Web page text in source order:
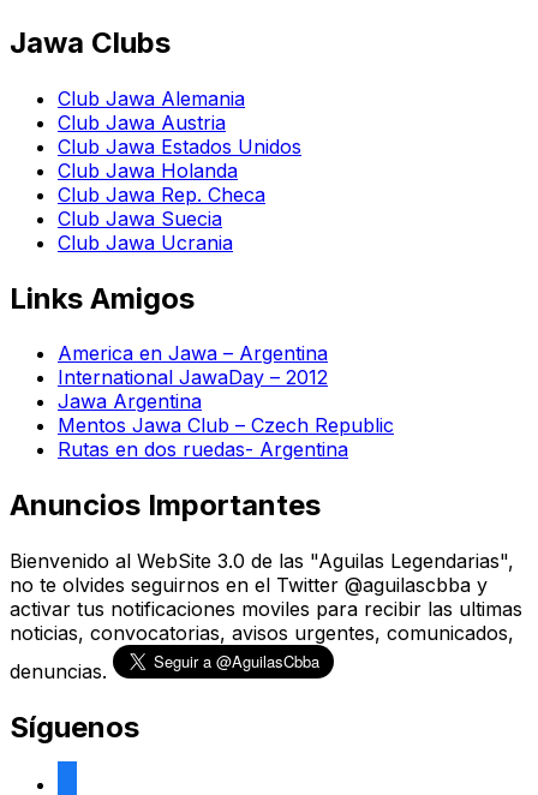
Jawa Clubs
Club Jawa Alemania
Club Jawa Austria
Club Jawa Estados Unidos
Club Jawa Holanda
Club Jawa Rep. Checa
Club Jawa Suecia
Club Jawa Ucrania
Links Amigos
America en Jawa – Argentina
International JawaDay – 2012
Jawa Argentina
Mentos Jawa Club – Czech Republic
Rutas en dos ruedas- Argentina
Anuncios Importantes
Bienvenido al WebSite 3.0 de las "Aguilas Legendarias",
no te olvides seguirnos en el Twitter @aguilascbba y
activar tus notificaciones moviles para recibir las ultimas
noticias, convocatorias, avisos urgentes, comunicados,
denuncias.
Síguenos